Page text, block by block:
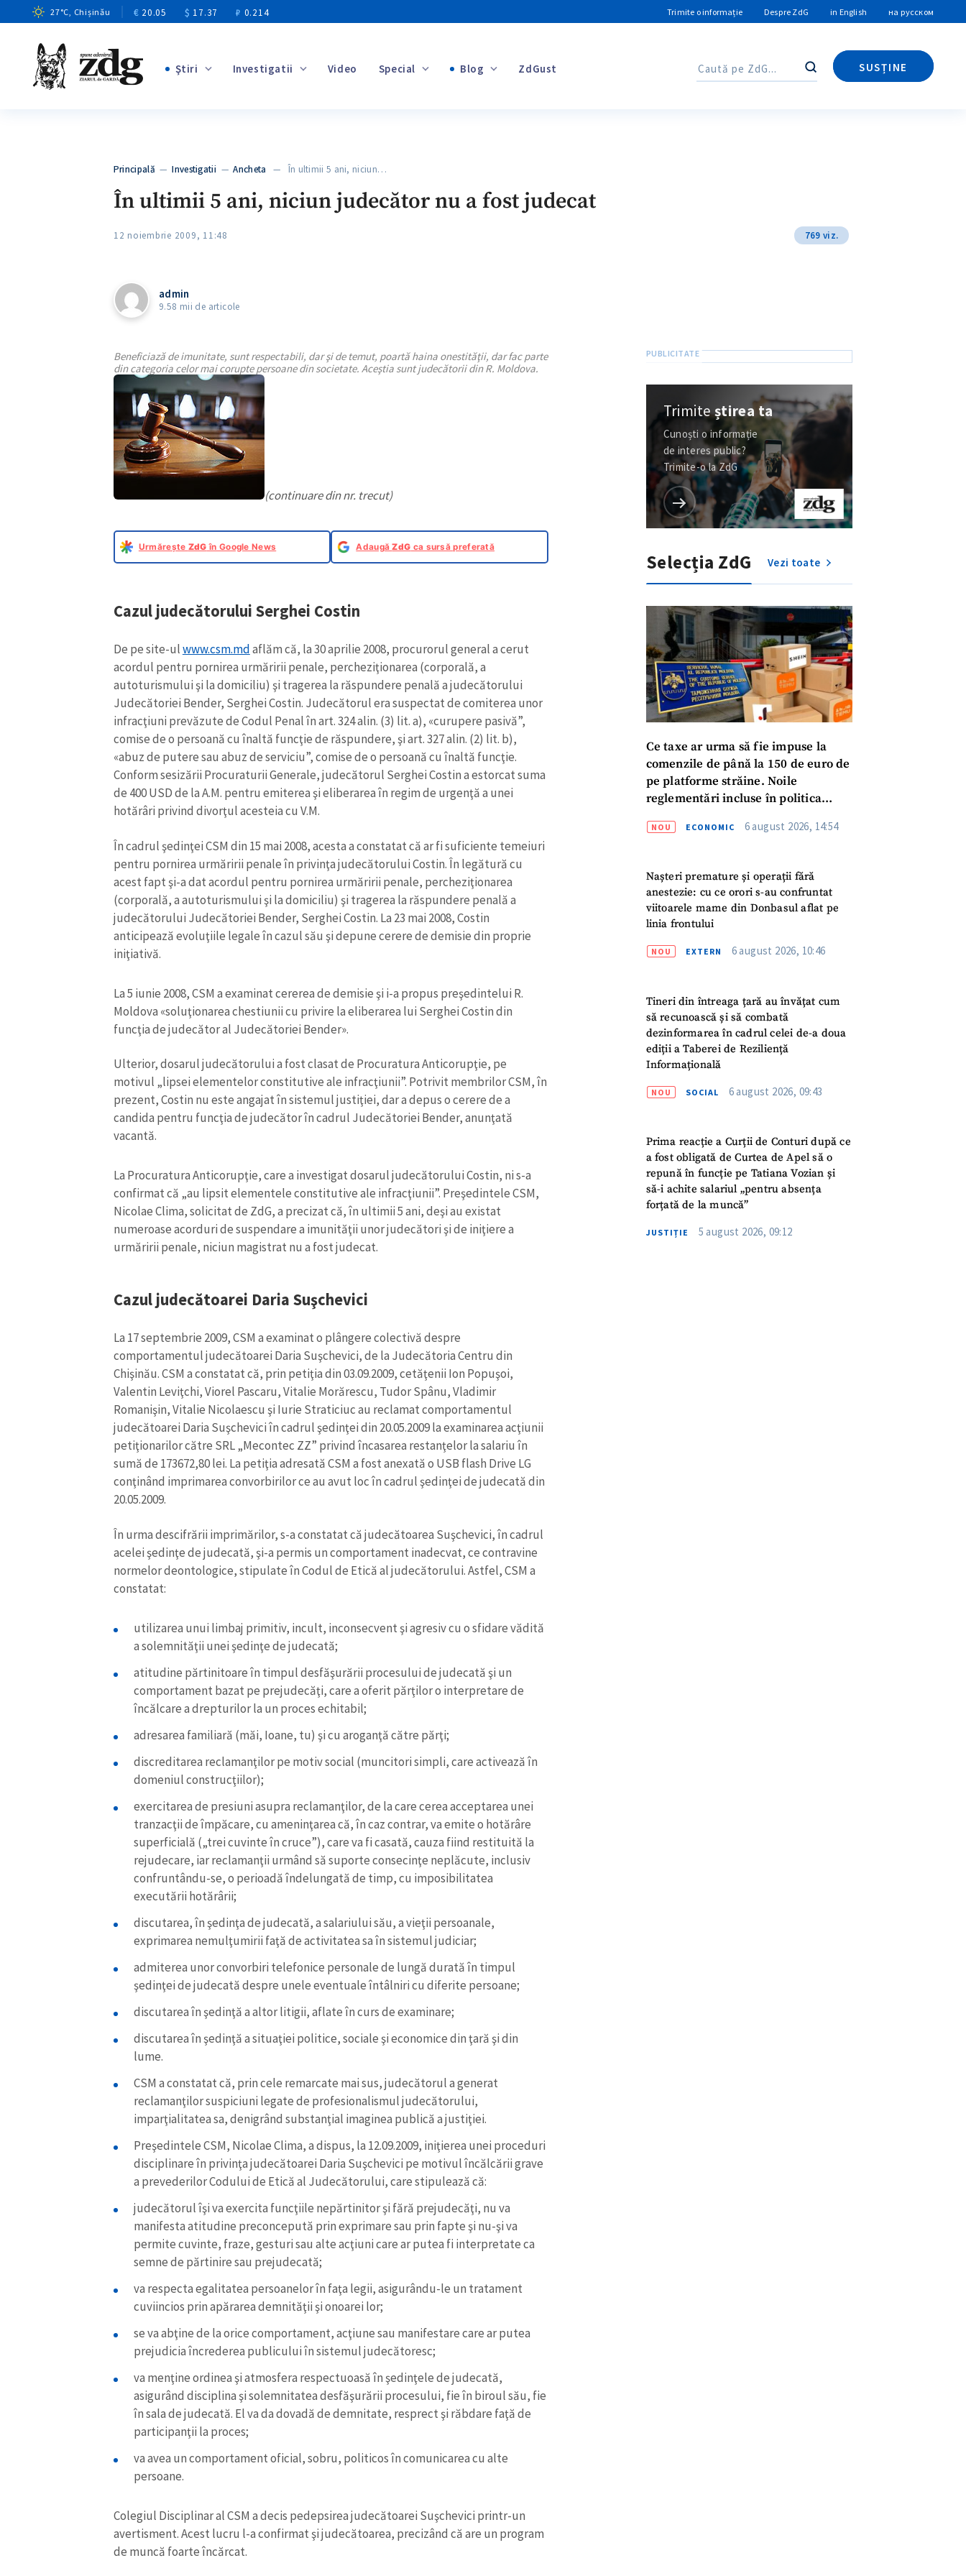
27°C, Chișinău € 20.05 $ 17.37 ₽ 0.214 Trimite o informație Despre ZdG in English на русском
Ştiri Investigatii Video Special Blog ZdGust Caută
SUSȚINE
Caută
Principală —Investigatii —Ancheta — În ultimii 5 ani, niciun…
În ultimii 5 ani, niciun judecător nu a fost judecat
12 noiembrie 2009, 11:48 769 viz.
admin
9.58 mii de articole
Beneficiază de imunitate, sunt respectabili, dar şi de temut, poartă haina onestităţii, dar fac parte
din categoria celor mai corupte persoane din societate. Aceştia sunt judecătorii din R. Moldova.
(continuare din nr. trecut)
Urmărește ZdG în Google News AdaugăZdG ca sursă preferată
Cazul judecătorului Serghei Costin
De pe site-ulwww.csm.mdaflăm că, la 30 aprilie 2008, procurorul general a cerut
acordul pentru pornirea urmăririi penale, percheziţionarea (corporală, a
autoturismului şi la domiciliu) şi tragerea la răspundere penală a judecătorului
Judecătoriei Bender, Serghei Costin. Judecătorul era suspectat de comiterea unor
infracţiuni prevăzute de Codul Penal în art. 324 alin. (3) lit. a), «curupere pasivă”,
comise de o persoană cu înaltă funcţie de răspundere, şi art. 327 alin. (2) lit. b),
«abuz de putere sau abuz de serviciu”, comise de o persoană cu înaltă funcţie.
Conform sesizării Procuraturii Generale, judecătorul Serghei Costin a estorcat suma
de 400 USD de la A.M. pentru emiterea şi eliberarea în regim de urgenţă a unei
hotărâri privind divorţul acesteia cu V.M.
În cadrul şedinţei CSM din 15 mai 2008, acesta a constatat că ar fi suficiente temeiuri
pentru pornirea urmăririi penale în privinţa judecătorului Costin. În legătură cu
acest fapt şi-a dat acordul pentru pornirea urmăririi penale, percheziţionarea
(corporală, a autoturismului şi la domiciliu) şi tragerea la răspundere penală a
judecătorului Judecătoriei Bender, Serghei Costin. La 23 mai 2008, Costin
anticipează evoluţiile legale în cazul său şi depune cerere de demisie din proprie
iniţiativă.
La 5 iunie 2008, CSM a examinat cererea de demisie şi i-a propus preşedintelui R.
Moldova «soluţionarea chestiunii cu privire la eliberarea lui Serghei Costin din
funcţia de judecător al Judecătoriei Bender».
Ulterior, dosarul judecătorului a fost clasat de Procuratura Anticorupţie, pe
motivul „lipsei elementelor constitutive ale infracţiunii”. Potrivit membrilor CSM, în
prezent, Costin nu este angajat în sistemul justiţiei, dar a depus o cerere de a
candida pentru funcţia de judecător în cadrul Judecătoriei Bender, anunţată
vacantă.
La Procuratura Anticorupţie, care a investigat dosarul judecătorului Costin, ni s-a
confirmat că „au lipsit elementele constitutive ale infracţiunii”. Preşedintele CSM,
Nicolae Clima, solicitat de ZdG, a precizat că, în ultimii 5 ani, deşi au existat
numeroase acorduri de suspendare a imunităţii unor judecători şi de iniţiere a
urmăririi penale, niciun magistrat nu a fost judecat.
Cazul judecătoarei Daria Suşchevici
La 17 septembrie 2009, CSM a examinat o plângere colectivă despre
comportamentul judecătoarei Daria Suşchevici, de la Judecătoria Centru din
Chişinău. CSM a constatat că, prin petiţia din 03.09.2009, cetăţenii Ion Popuşoi,
Valentin Leviţchi, Viorel Pascaru, Vitalie Morărescu, Tudor Spânu, Vladimir
Romanişin, Vitalie Nicolaescu şi Iurie Straticiuc au reclamat comportamentul
judecătoarei Daria Suşchevici în cadrul şedinţei din 20.05.2009 la examinarea acţiunii
petiţionarilor către SRL „Mecontec ZZ” privind încasarea restanţelor la salariu în
sumă de 173672,80 lei. La petiţia adresată CSM a fost anexată o USB flash Drive LG
conţinând imprimarea convorbirilor ce au avut loc în cadrul şedinţei de judecată din
20.05.2009.
În urma descifrării imprimărilor, s-a constatat că judecătoarea Suşchevici, în cadrul
acelei şedinţe de judecată, şi-a permis un comportament inadecvat, ce contravine
normelor deontologice, stipulate în Codul de Etică al judecătorului. Astfel, CSM a
constatat:
utilizarea unui limbaj primitiv, incult, inconsecvent şi agresiv cu o sfidare vădită
a solemnităţii unei şedinţe de judecată;
atitudine părtinitoare în timpul desfăşurării procesului de judecată şi un
comportament bazat pe prejudecăţi, care a oferit părţilor o interpretare de
încălcare a drepturilor la un proces echitabil;
adresarea familiară (măi, Ioane, tu) şi cu aroganţă către părţi;
discreditarea reclamanţilor pe motiv social (muncitori simpli, care activează în
domeniul construcţiilor);
exercitarea de presiuni asupra reclamanţilor, de la care cerea acceptarea unei
tranzacţii de împăcare, cu ameninţarea că, în caz contrar, va emite o hotărâre
superficială („trei cuvinte în cruce”), care va fi casată, cauza fiind restituită la
rejudecare, iar reclamanţii urmând să suporte consecinţe neplăcute, inclusiv
confruntându-se, o perioadă îndelungată de timp, cu imposibilitatea
executării hotărârii;
discutarea, în şedinţa de judecată, a salariului său, a vieţii persoanale,
exprimarea nemulţumirii faţă de activitatea sa în sistemul judiciar;
admiterea unor convorbiri telefonice personale de lungă durată în timpul
şedinţei de judecată despre unele eventuale întâlniri cu diferite persoane;
discutarea în şedinţă a altor litigii, aflate în curs de examinare;
discutarea în şedinţă a situaţiei politice, sociale şi economice din ţară şi din
lume.
CSM a constatat că, prin cele remarcate mai sus, judecătorul a generat
reclamanţilor suspiciuni legate de profesionalismul judecătorului,
imparţialitatea sa, denigrând substanţial imaginea publică a justiţiei.
Preşedintele CSM, Nicolae Clima, a dispus, la 12.09.2009, iniţierea unei proceduri
disciplinare în privinţa judecătoarei Daria Suşchevici pe motivul încălcării grave
a prevederilor Codului de Etică al Judecătorului, care stipulează că:
judecătorul îşi va exercita funcţiile nepărtinitor şi fără prejudecăţi, nu va
manifesta atitudine preconcepută prin exprimare sau prin fapte şi nu-şi va
permite cuvinte, fraze, gesturi sau alte acţiuni care ar putea fi interpretate ca
semne de părtinire sau prejudecată;
va respecta egalitatea persoanelor în faţa legii, asigurându-le un tratament
cuviincios prin apărarea demnităţii şi onoarei lor;
se va abţine de la orice comportament, acţiune sau manifestare care ar putea
prejudicia încrederea publicului în sistemul judecătoresc;
va menţine ordinea şi atmosfera respectuoasă în şedinţele de judecată,
asigurând disciplina şi solemnitatea desfăşurării procesului, fie în biroul său, fie
în sala de judecată. El va da dovadă de demnitate, resprect şi răbdare faţă de
participanţii la proces;
va avea un comportament oficial, sobru, politicos în comunicarea cu alte
persoane.
Colegiul Disciplinar al CSM a decis pedepsirea judecătoarei Suşchevici printr-un
avertisment. Acest lucru l-a confirmat şi judecătoarea, precizând că are un program
de muncă foarte încărcat.
Trimiteștirea ta
Cunoști o informație
de interes public?
Trimite-o la ZdG
Selecția ZdG Vezi toate
Ce taxe ar urma să fie impuse la
comenzile de până la 150 de euro de
pe platforme străine. Noile
reglementări incluse în politica
NOU ECONOMIC 6 august 2026, 14:54
Nașteri premature și operații fără
anestezie: cu ce orori s-au confruntat
viitoarele mame din Donbasul aflat pe
linia frontului
NOU EXTERN 6 august 2026, 10:46
Tineri din întreaga țară au învățat cum
să recunoască și să combată
dezinformarea în cadrul celei de-a doua
ediții a Taberei de Reziliență
Informațională
NOU SOCIAL 6 august 2026, 09:43
Prima reacție a Curții de Conturi după ce
a fost obligată de Curtea de Apel să o
repună în funcție pe Tatiana Vozian și
să-i achite salariul „pentru absența
forțată de la muncă”
JUSTIȚIE 5 august 2026, 09:12
Titlu știre + Adaugă titlu
Link media + Link media
Mesajul știrei + Mesajul știrei